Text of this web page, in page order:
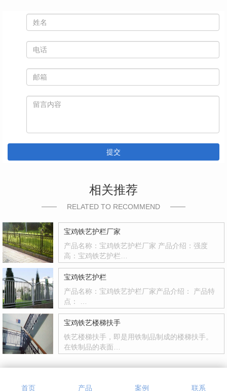
提交
相关推荐
RELATED TO RECOMMEND
宝鸡铁艺护栏厂家
产品名称：宝鸡铁艺护栏厂家 产品介绍：强度
高：宝鸡铁艺护栏…
宝鸡铁艺护栏
产品名称：宝鸡铁艺护栏厂家产品介绍： 产品特
点： …
宝鸡铁艺楼梯扶手
铁艺楼梯扶手，即是用铁制品制成的楼梯扶手。
在铁制品的表面…
首页 产品 案例 联系